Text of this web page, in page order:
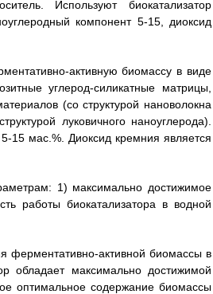
Используют биокатализатор
компонент 5-15, диоксид
активную биомассу в виде
углерод-силикатные матрицы,
(со структурой нановолокна
луковичного наноуглерода).
15 мас.%. Диоксид кремния является
1) максимально достижимое
работы биокатализатора в водной
ферментативно-активной биомассы в
обладает максимально достижимой
оптимальное содержание биомассы